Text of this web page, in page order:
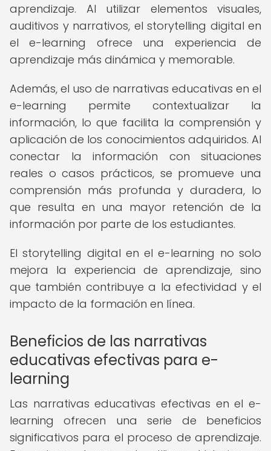
aprendizaje. Al utilizar elementos visuales,
auditivos y narrativos, el storytelling digital en
el e-learning ofrece una experiencia de
aprendizaje más dinámica y memorable.
Además, el uso de narrativas educativas en el
e-learning permite contextualizar la
información, lo que facilita la comprensión y
aplicación de los conocimientos adquiridos. Al
conectar la información con situaciones
reales o casos prácticos, se promueve una
comprensión más profunda y duradera, lo
que resulta en una mayor retención de la
información por parte de los estudiantes.
El storytelling digital en el e-learning no solo
mejora la experiencia de aprendizaje, sino
que también contribuye a la efectividad y el
impacto de la formación en línea.
Beneficios de las narrativas
educativas efectivas para e-
learning
Las narrativas educativas efectivas en el e-
learning ofrecen una serie de beneficios
significativos para el proceso de aprendizaje.